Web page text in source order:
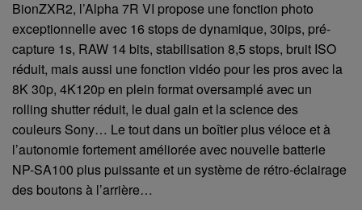
BionZXR2, l’Alpha 7R VI propose une fonction photo
exceptionnelle avec 16 stops de dynamique, 30ips, pré-
capture 1s, RAW 14 bits, stabilisation 8,5 stops, bruit ISO
réduit, mais aussi une fonction vidéo pour les pros avec la
8K 30p, 4K120p en plein format oversamplé avec un
rolling shutter réduit, le dual gain et la science des
couleurs Sony… Le tout dans un boîtier plus véloce et à
l’autonomie fortement améliorée avec nouvelle batterie
NP-SA100 plus puissante et un système de rétro-éclairage
des boutons à l’arrière…